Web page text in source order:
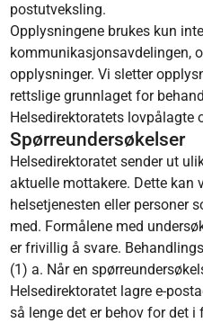
postutveksling.
Opplysningene brukes kun
kommunikasjonsavdelingen,
opplysninger. Vi sletter
rettslige grunnlaget for
Helsedirektoratets lovpålagte
Spørreundersøkelser
Helsedirektoratet sender ut
aktuelle mottakere. Dette kan
helsetjenesten eller personer
med. Formålene med
er frivillig å svare.
(1) a. Når en
Helsedirektoratet lagre e-
så lenge det er behov for det i